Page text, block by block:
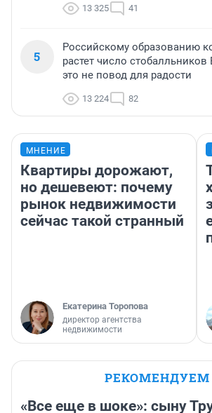
13 325 41
5
Российскому образованию
растет число
это не повод для радости
13 224 82
МНЕНИЕ
Квартиры дорожают,
но дешевеют: почему
рынок недвижимости
сейчас такой странный
Екатерина Торопова
директор агентства
недвижимости
РЕКОМЕНДУЕМ
«Все еще в шоке»: сыну